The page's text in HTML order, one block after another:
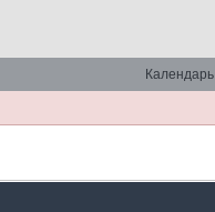
Календарь